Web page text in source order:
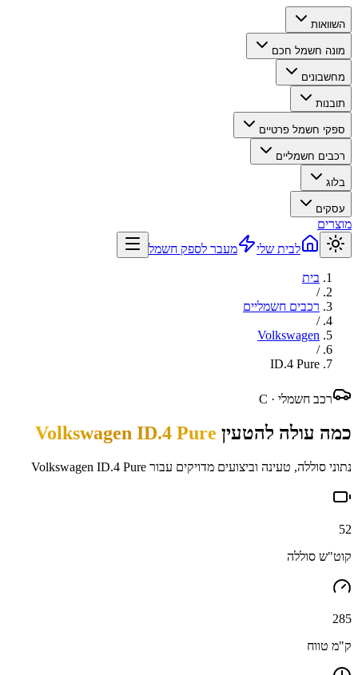
השוואות
מונה חשמל חכם
מחשבונים
תובנות
ספקי חשמל פרטיים
רכבים חשמליים
בלוג
עסקים
מוצרים
לבית שלי
מעבר לספק חשמל
בית
/
רכבים חשמליים
/
Volkswagen
/
ID.4 Pure
רכב חשמלי · C
כמה עולה להטעין Volkswagen ID.4 Pure
נתוני סוללה, טעינה וביצועים מדויקים עבור Volkswagen ID.4 Pure
52
קוט"ש סוללה
285
ק"מ טווח